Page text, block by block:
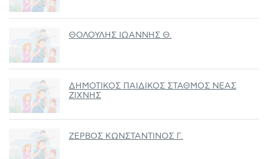
ΘΟΛΟΥΛΗΣ ΙΩΑΝΝΗΣ Θ.
ΔΗΜΟΤΙΚΟΣ ΠΑΙΔΙΚΟΣ ΣΤΑΘΜΟΣ ΝΕΑΣ
ΖΙΧΝΗΣ
ΖΕΡΒΟΣ ΚΩΝΣΤΑΝΤΙΝΟΣ Γ.